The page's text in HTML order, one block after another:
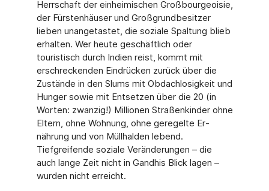
Herrschaft der einheimischen Großbourgeoisie,
der Fürstenhäuser und Großgrundbe­sitzer
lieben unangetastet, die soziale Spaltung blieb
erhalten. Wer heute geschäftlich oder
touristisch durch Indien reist, kommt mit
erschreckenden Eindrücken zurück über die
Zu­stände in den Slums mit Obdachlosigkeit und
Hunger sowie mit Entsetzen über die 20 (in
Worten: zwanzig!) Millionen Straßenkinder ohne
Eltern, ohne Wohnung, ohne geregelte Er­
nährung und von Müllhalden lebend.
Tiefgreifende soziale Veränderungen – die
auch lange Zeit nicht in Gandhis Blick lagen –
wurden nicht erreicht.